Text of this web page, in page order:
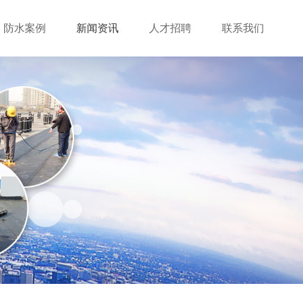
防水案例 新闻资讯 人才招聘 联系我们